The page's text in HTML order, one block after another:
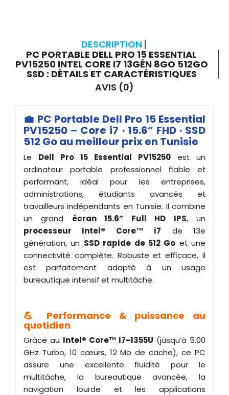
DESCRIPTION
PC PORTABLE DELL PRO 15 ESSENTIAL
PV15250 INTEL CORE I7 13GÉN 8GO 512GO
SSD : DÉTAILS ET CARACTÉRISTIQUES
AVIS (0)
💼 PC Portable Dell Pro 15 Essential
PV15250 – Core i7 · 15.6” FHD · SSD
512 Go au meilleur prix en Tunisie
Le Dell Pro 15 Essential PV15250 est un
ordinateur portable professionnel fiable et
performant, idéal pour les entreprises,
administrations, étudiants avancés et
travailleurs indépendants en Tunisie. Il combine
un grand écran 15.6” Full HD IPS, un
processeur Intel® Core™ i7 de 13e
génération, un SSD rapide de 512 Go et une
connectivité complète. Robuste et efficace, il
est parfaitement adapté à un usage
bureautique intensif et multitâche.
💪 Performance & puissance au
quotidien
Grâce au Intel® Core™ i7-1355U (jusqu’à 5.00
GHz Turbo, 10 cœurs, 12 Mo de cache), ce PC
assure une excellente fluidité pour le
multitâche, la bureautique avancée, la
navigation lourde et les applications